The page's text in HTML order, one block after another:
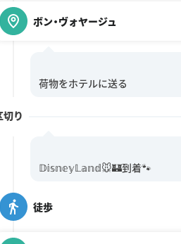
ボン・ヴォヤージュ
切り
徒歩